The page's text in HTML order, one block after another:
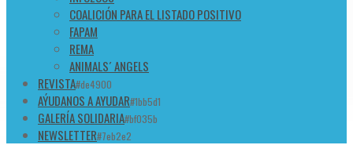
COALICIÓN PARA EL LISTADO POSITIVO
FAPAM
REMA
ANIMALS´ ANGELS
REVISTA#de4900
AÝUDANOS A AYUDAR#1bb5d1
GALERÍA SOLIDARIA#bf035b
NEWSLETTER#7eb2e2